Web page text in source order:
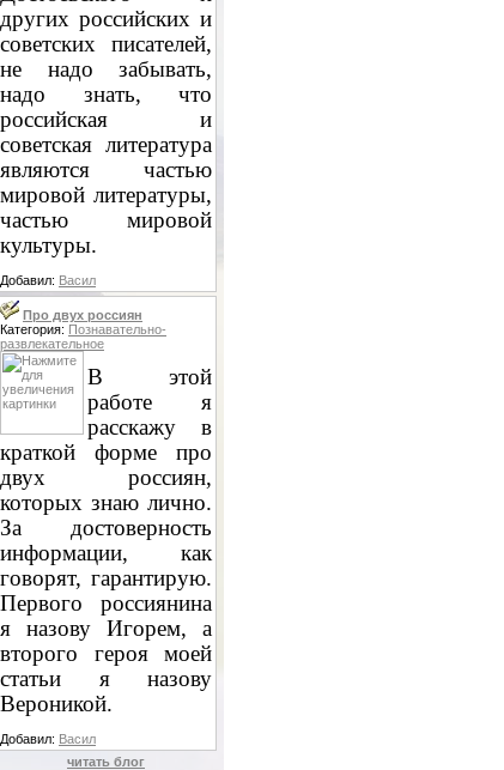
других российских и
советских писателей,
не надо забывать,
надо знать, что
российская и
советская литература
являются частью
мировой литературы,
частью мировой
культуры.
Добавил: Васил
Про двух россиян
Категория: Познавательно-
развлекательное
В этой
работе я
расскажу в
краткой форме про
двух россиян,
которых знаю лично.
За достоверность
информации, как
говорят, гарантирую.
Первого россиянина
я назову Игорем, а
второго героя моей
статьи я назову
Вероникой.
Добавил: Васил
читать блог